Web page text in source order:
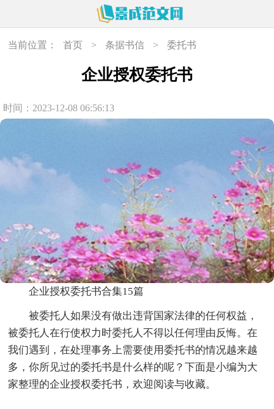
当前位置： 首页 > 条据书信 > 委托书
企业授权委托书
时间：2023-12-08 06:56:13
企业授权委托书合集15篇
被委托人如果没有做出违背国家法律的任何权益，
被委托人在行使权力时委托人不得以任何理由反悔。在
我们遇到，在处理事务上需要使用委托书的情况越来越
多，你所见过的委托书是什么样的呢？下面是小编为大
家整理的企业授权委托书，欢迎阅读与收藏。